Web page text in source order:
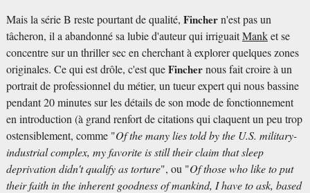
Mais la série B reste pourtant de qualité, Finchern'est pas un
tâcheron, il a abandonné sa lubie d'auteur qui irriguaitManket se
concentre sur un thriller sec en cherchant à explorer quelques zones
originales. Ce qui est drôle, c'est queFinchernous fait croire à un
portrait de professionnel du métier, un tueur expert qui nous bassine
pendant 20 minutes sur les détails de son mode de fonctionnement
en introduction (à grand renfort de citations qui claquent un peu trop
ostensiblement, comme "Of the many lies told by the U.S. military-
industrial complex, my favorite is still their claim that sleep
deprivation didn't qualify as torture", ou "Of those who like to put
their faith in the inherent goodness of mankind, I have to ask, based